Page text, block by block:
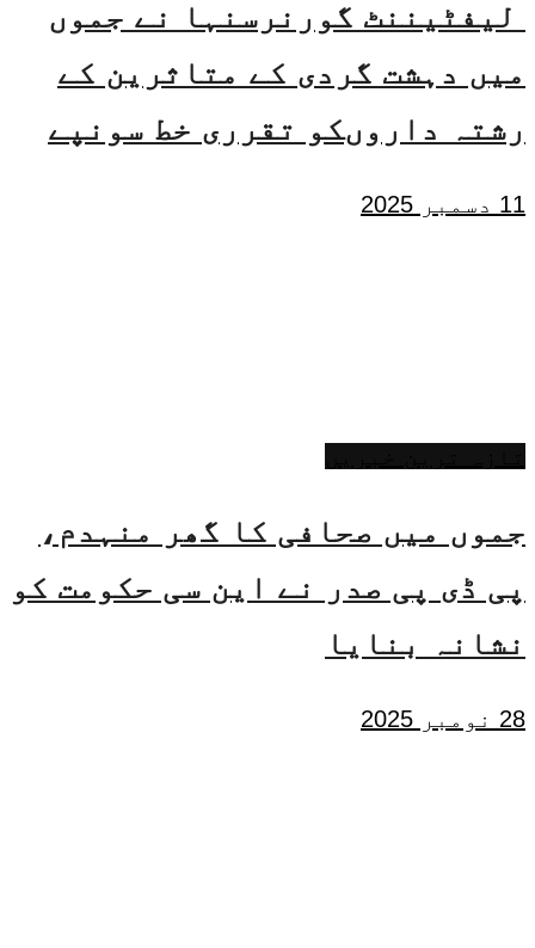
لیفٹیننٹ گورنرسنہا نے جموں
میں دہشت گردی کے متاثرین کے
رشتہ داروںکو تقرری خط سونپے
11 دسمبر 2025
جموں میں صحافی کا گھر منہدم،
پی ڈی پی صدر نے این سی حکومت کو
نشانہ بنایا
28 نومبر 2025